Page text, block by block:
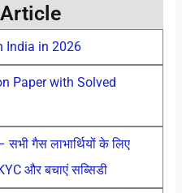
India in 2026
Paper with Solved
गैस लाभार्थियों के लिए
और बचाएं सब्सिडी